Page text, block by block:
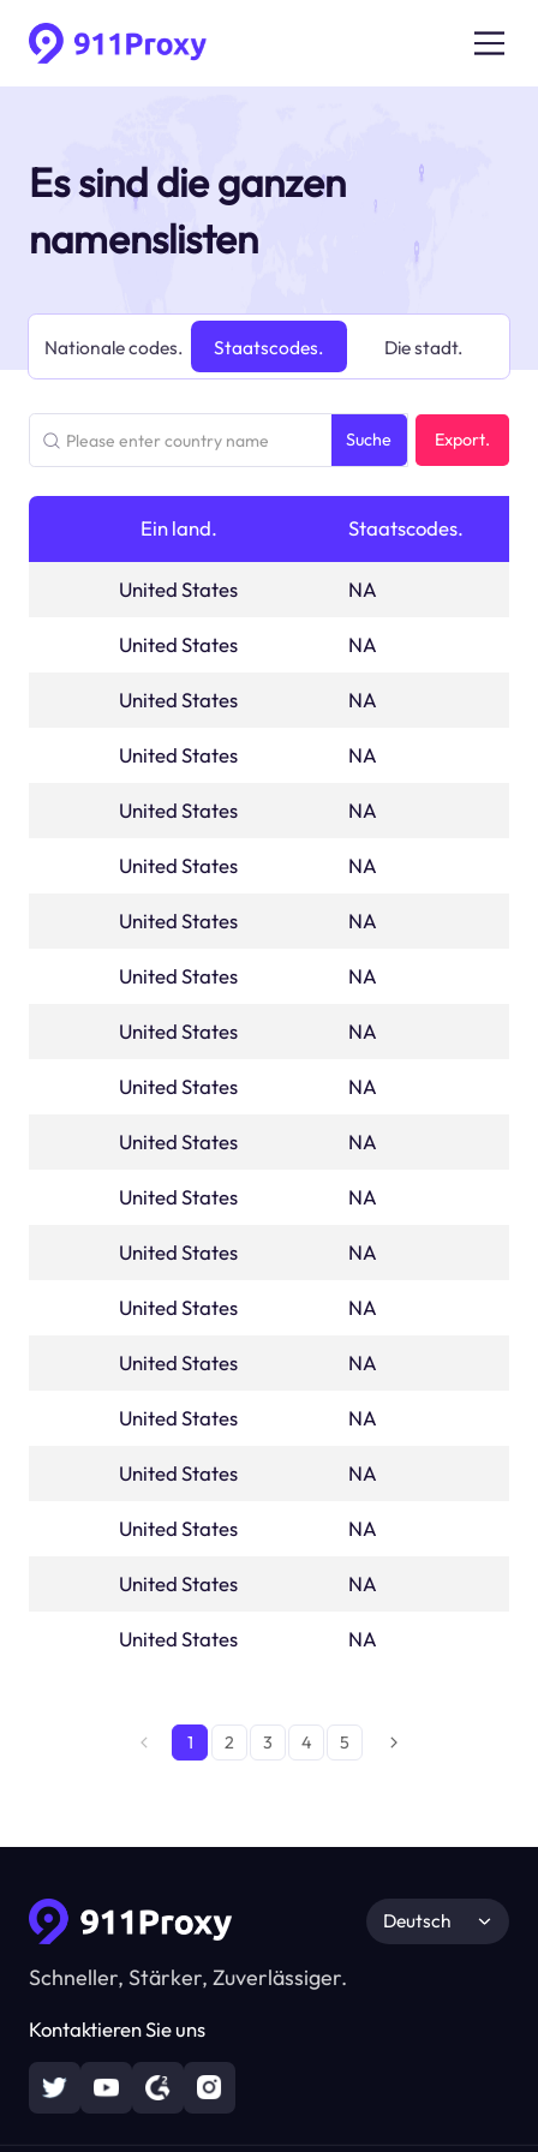
Es sind die ganzen
namenslisten
Nationale codes. Staatscodes. Die stadt.
Suche
läuft.
Export.
Ein land. in
Staatscodes.
United States ALABAMA
NA
United States ALASKA
NA
United States arizona
NA
United States ARKANSAS
NA
United States california
NA
United States colorado
NA
United States CONNECTICUT
NA
United States DELAWARE
NA
United States districtofcolumbia
NA
United States florida
NA
United States georgia
NA
United States HAWAII
NA
United States IDAHO
NA
United States illinois
NA
United States indiana
NA
United States IOWA
NA
United States KANSAS
NA
United States KENTUCKY
NA
United States louisiana
NA
United States MAINE
NA
1 2 3 4 5
Schneller, Stärker, Zuverlässiger.
Kontaktieren Sie uns
Deutsch